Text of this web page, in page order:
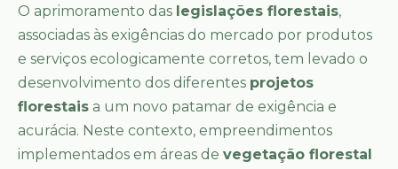
O aprimoramento das legislações florestais,
associadas às exigências do mercado por produtos
e serviços ecologicamente corretos, tem levado o
desenvolvimento dos diferentes projetos
florestais a um novo patamar de exigência e
acurácia. Neste contexto, empreendimentos
implementados em áreas de vegetação florestal